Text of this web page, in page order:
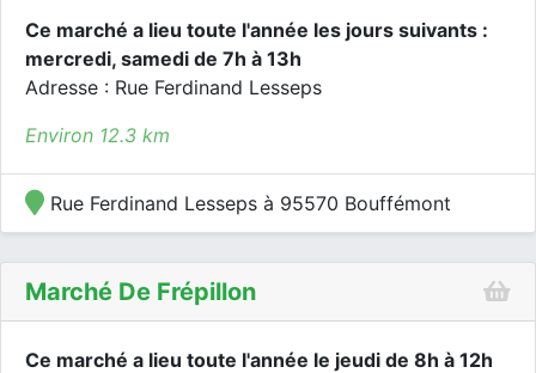
Ce marché a lieu toute l'année les jours suivants :
mercredi, samedi de 7h à 13h
Adresse : Rue Ferdinand Lesseps
Environ 12.3 km
Rue Ferdinand Lesseps à 95570 Bouffémont
Marché De Frépillon
Ce marché a lieu toute l'année le jeudi de 8h à 12h